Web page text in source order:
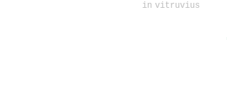
in vitruvius